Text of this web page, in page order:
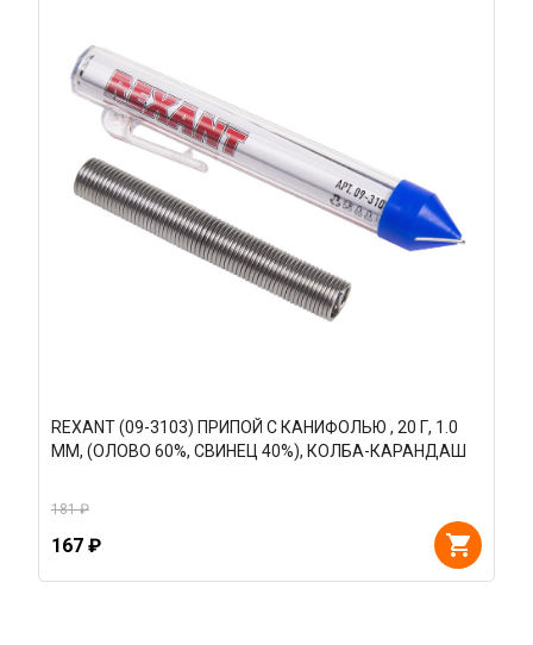
REXANT (09-3103) ПРИПОЙ С КАНИФОЛЬЮ , 20 Г, 1.0
ММ, (ОЛОВО 60%, СВИНЕЦ 40%), КОЛБА-КАРАНДАШ
181 ₽
167 ₽